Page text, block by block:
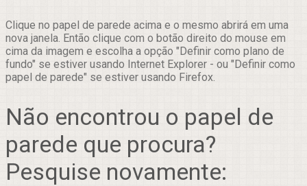
Clique no papel de parede acima e o mesmo abrirá em uma
nova janela. Então clique com o botão direito do mouse em
cima da imagem e escolha a opção "Definir como plano de
fundo" se estiver usando Internet Explorer - ou "Definir como
papel de parede" se estiver usando Firefox.
Não encontrou o papel de
parede que procura?
Pesquise novamente: